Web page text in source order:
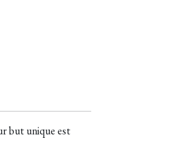
but unique est